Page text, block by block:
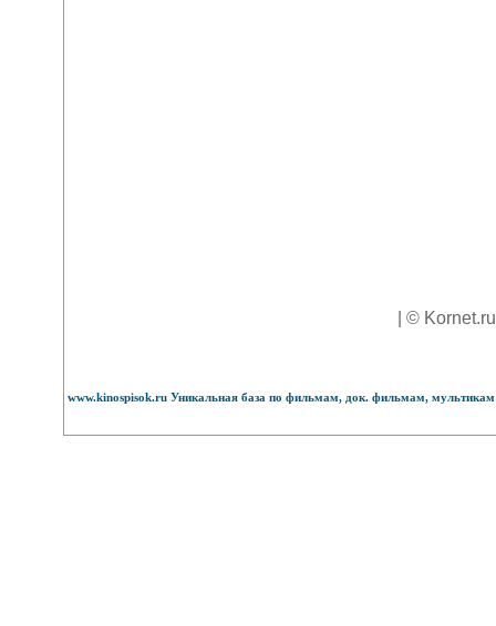
| ©
www.kinospisok.ru Уникальная база по фильмам, док. фильмам,